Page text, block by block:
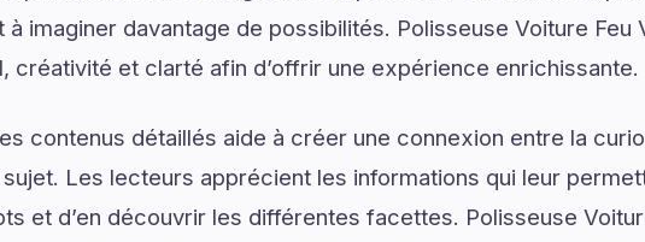
à imaginer davantage de possibilités. Polisseuse Voiture Feu
créativité et clarté afin d’offrir une expérience enrichissante.
contenus détaillés aide à créer une connexion entre la
sujet. Les lecteurs apprécient les informations qui leur
et d’en découvrir les différentes facettes. Polisseuse